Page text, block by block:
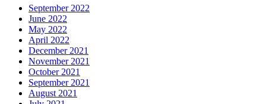
September 2022
June 2022
May 2022
April 2022
December 2021
November 2021
October 2021
September 2021
August 2021